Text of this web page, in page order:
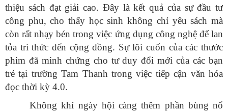
thiệu sách đạt giải cao. Đây là kết quả của sự đầu tư
công phu, cho thấy học sinh không chỉ yêu sách mà
còn rất nhạy bén trong việc ứng dụng công nghệ để lan
tỏa tri thức đến cộng đồng. Sự lôi cuốn của các thước
phim đã minh chứng cho tư duy đổi mới của các bạn
trẻ tại trường Tam Thanh trong việc tiếp cận văn hóa
đọc thời kỳ 4.0.
Không khí ngày hội càng thêm phần bùng nổ